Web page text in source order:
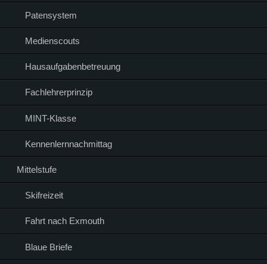
Patensystem
Medienscouts
Hausaufgabenbetreuung
Fachlehrerprinzip
MINT-Klasse
Kennenlernnachmittag
Mittelstufe
Skifreizeit
Fahrt nach Exmouth
Blaue Briefe